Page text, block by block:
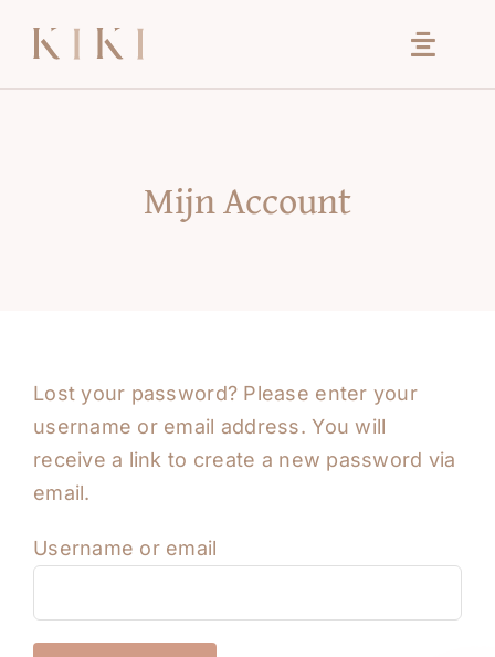
naar
Mijn Account
Lost your password? Please enter your
username or email address. You will
receive a link to create a new password via
email.
Username or email